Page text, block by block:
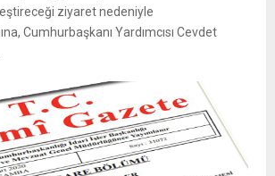
ziyaret nedeniyle
Cumhurbaşkanı Yardımcısı Cevdet